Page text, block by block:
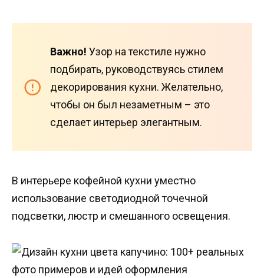
Важно! Узор на текстиле нужно
подбирать, руководствуясь стилем
декорирования кухни. Желательно,
чтобы он был незаметным – это
сделает интерьер элегантным.
В интерьере кофейной кухни уместно
использование светодиодной точечной
подсветки, люстр и смешанного освещения.